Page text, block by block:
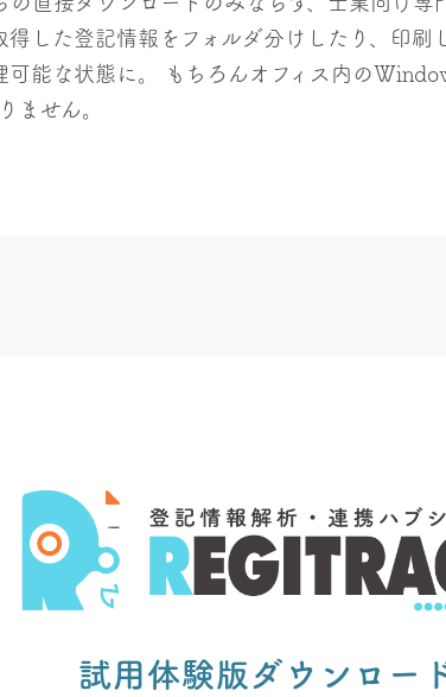
した登記情報をフォルダ分けしたり、印刷
能な状態に。 もちろんオフィス内の
ません。
試用体験版ダウンロー